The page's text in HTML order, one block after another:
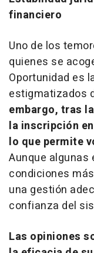
financiero
Uno de los
quienes se
Oportunidad es
estigmatizados
embargo, tras
la inscripción
lo que permite
Aunque algunas
condiciones
una gestión
confianza del
Las opiniones